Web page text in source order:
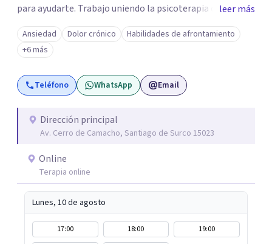
para ayudarte. Trabajo uniendo la psicoterapia con el
conocimiento del sistema inmune, hormonal y nervioso,
para ir más allá del síntoma y descubrir qué hay detrás.
Mis sesiones son un espacio seguro, empático y sin
juicios, donde tu historia tiene un lugar y tu
transformación es posible. Si estás listo para priorizarte
bienestar, será un honor acompañarte. Agenda tu
primera sesión y empecemos juntos este viaje.
leer más
Ansiedad Dolor crónico
Habilidades de afrontamiento
+6 más
Teléfono WhatsApp Email
Dirección principal
Av. Cerro de Camacho, Santiago de Surco 15023
Online
Terapia online
Lunes, 10 de agosto
17:00 18:00
19:00